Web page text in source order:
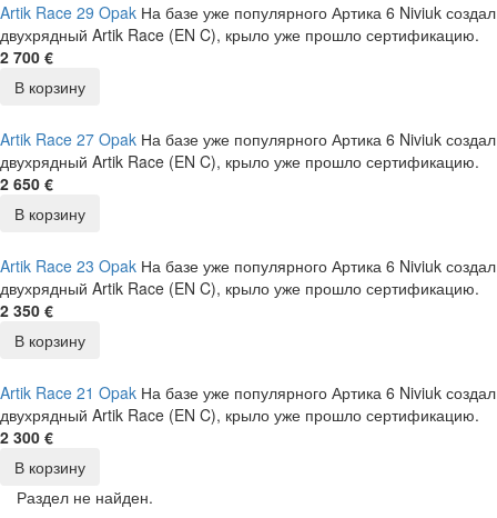
Artik Race 29 Opak На базе уже популярного Артика 6 Niviuk создал
двухрядный Artik Race (EN C), крыло уже прошло сертификацию.
2 700 €
В корзину
Artik Race 27 Opak На базе уже популярного Артика 6 Niviuk создал
двухрядный Artik Race (EN C), крыло уже прошло сертификацию.
2 650 €
В корзину
Artik Race 23 Opak На базе уже популярного Артика 6 Niviuk создал
двухрядный Artik Race (EN C), крыло уже прошло сертификацию.
2 350 €
В корзину
Artik Race 21 Opak На базе уже популярного Артика 6 Niviuk создал
двухрядный Artik Race (EN C), крыло уже прошло сертификацию.
2 300 €
В корзину
Раздел не найден.